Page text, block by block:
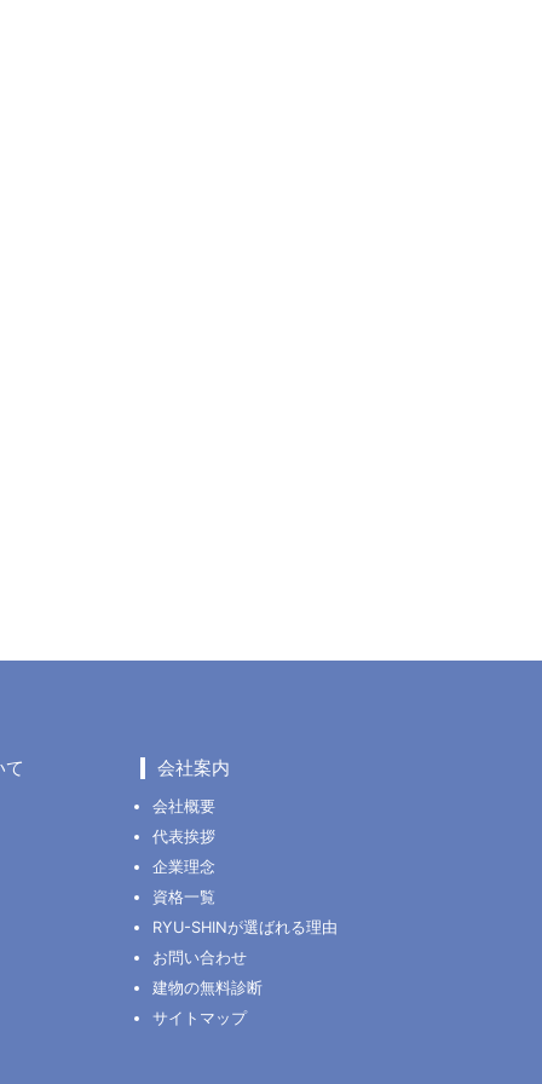
て 会社案内
会社概要
代表挨拶
企業理念
資格一覧
RYU-SHINが選ばれる理由
お問い合わせ
建物の無料診断
サイトマップ